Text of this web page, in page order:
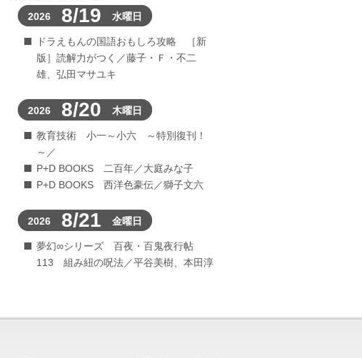
2026 8/19 水曜日
ドラえもんの国語おもしろ攻略 ［新
版］読解力がつく／藤子・Ｆ・不二
雄、弘田マサユキ
2026 8/20 木曜日
教育技術 小一～小六 ～特別復刊！
～／
P+D BOOKS 二百年／大庭みな子
P+D BOOKS 西洋色豪伝／獅子文六
2026 8/21 金曜日
夢幻∞シリーズ 百夜・百鬼夜行帖
113 組み紐の呪法／平谷美樹、本田淳